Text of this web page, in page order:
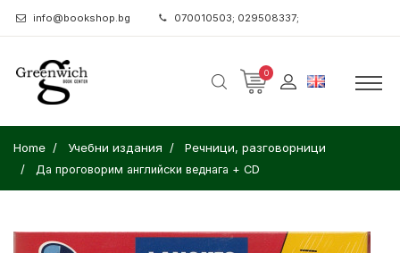
info@bookshop.bg 070010503; 029508337;
0
Home Учебни издания Речници, разговорници
Да проговорим английски веднага + CD